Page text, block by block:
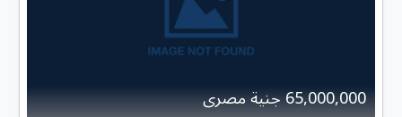
65,000,000 جنية مصرى